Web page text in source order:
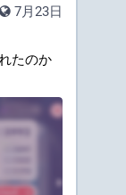
7月23日
たのか